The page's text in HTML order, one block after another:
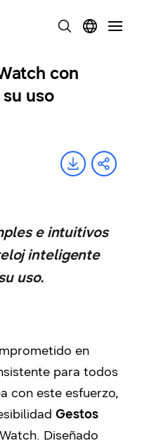
con
uso
e intuitivos
inteligente
uso.
en
para todos
con este esfuerzo,
Gestos
Diseñado